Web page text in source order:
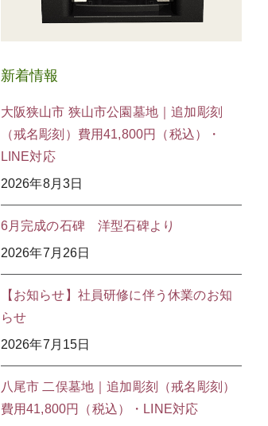
新着情報
大阪狭山市 狭山市公園墓地｜追加彫刻
（戒名彫刻）費用41,800円（税込）・
LINE対応
2026年8月3日
6月完成の石碑 洋型石碑より
2026年7月26日
【お知らせ】社員研修に伴う休業のお知
らせ
2026年7月15日
八尾市 二俣墓地｜追加彫刻（戒名彫刻）
費用41,800円（税込）・LINE対応